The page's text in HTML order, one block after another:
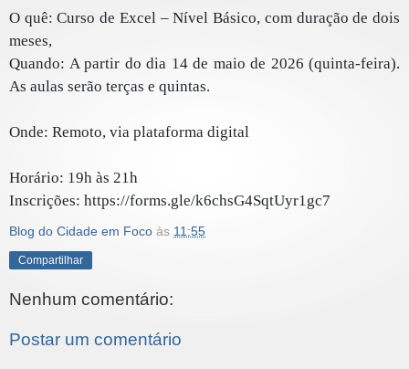
O quê: Curso de Excel – Nível Básico, com duração de dois
meses,
Quando: A partir do dia 14 de maio de 2026 (quinta-feira).
As aulas serão terças e quintas.
Onde: Remoto, via plataforma digital
Horário: 19h às 21h
Inscrições: https://forms.gle/k6chsG4SqtUyr1gc7
Blog do Cidade em Foco às 11:55
Compartilhar
Nenhum comentário:
Postar um comentário